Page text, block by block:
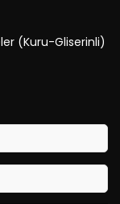
(Kuru-Gliserinli)